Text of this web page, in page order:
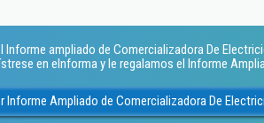
Informe ampliado de Comercializadora De
en eInforma y le regalamos el Informe
Informe Ampliado de Comercializadora De